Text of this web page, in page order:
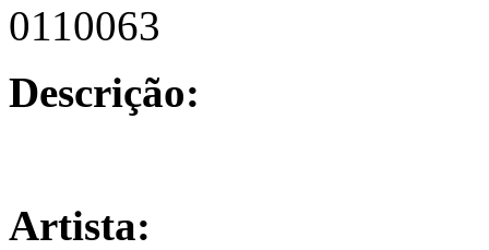
0110063
Descrição:
Artista: